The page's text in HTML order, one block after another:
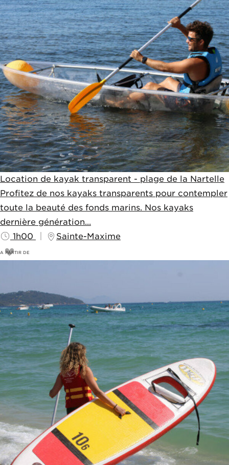
Location de kayak transparent - plage de la Nartelle
Profitez de nos kayaks transparents pour contempler
toute la beauté des fonds marins. Nos kayaks
dernière génération...
1h00
Sainte-Maxime
A PARTIR DE